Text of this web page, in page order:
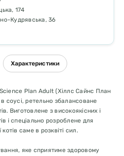
174
Кудрявська, 36
Характеристики
Plan Adult (Хіллс Сайнс План
соусі, ретельно збалансоване
Виготовлене з високоякісних і
і спеціально розроблене для
саме в розквіті сил.
яке сприятиме здоровому